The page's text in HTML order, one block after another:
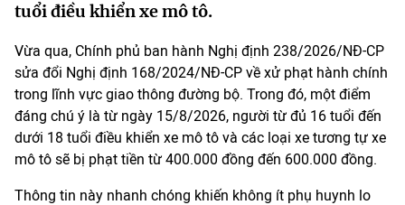
tuổi điều khiển xe mô tô.
Vừa qua, Chính phủ ban hành Nghị định 238/2026/NĐ-CP
sửa đổi Nghị định 168/2024/NĐ-CP về xử phạt hành chính
trong lĩnh vực giao thông đường bộ. Trong đó, một điểm
đáng chú ý là từ ngày 15/8/2026, người từ đủ 16 tuổi đến
dưới 18 tuổi điều khiển xe mô tô và các loại xe tương tự xe
mô tô sẽ bị phạt tiền từ 400.000 đồng đến 600.000 đồng.
Thông tin này nhanh chóng khiến không ít phụ huynh lo